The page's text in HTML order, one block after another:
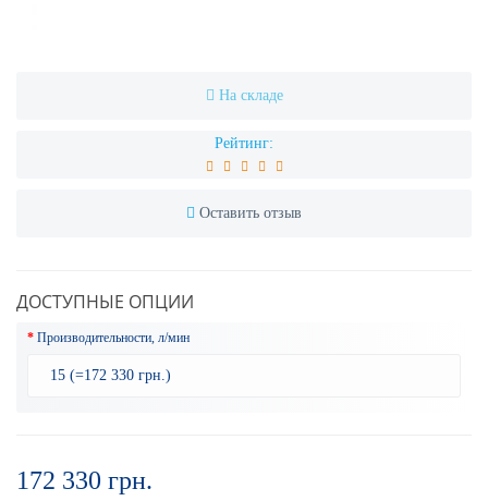
На складе
Рейтинг:
Оставить отзыв
ДОСТУПНЫЕ ОПЦИИ
Производительности, л/мин
172 330 грн.